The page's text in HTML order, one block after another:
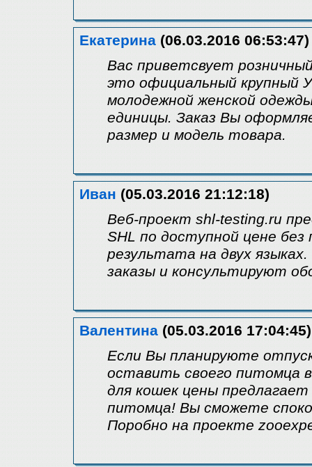
Екатерина (06.03.2016 06:53:47)
Вас приветсвует
это официальный крупный
молодежной женской
единицы. Заказ Вы
размер и модель товара.
Иван (05.03.2016 21:12:18)
Веб-проект shl-testing.ru
SHL по доступной цене
результата на двух
заказы и консультируют
Валентина (05.03.2016 17:04:45)
Если Вы планируюте
оставить своего питомца
для кошек цены
питомца! Вы сможете
Поробно на проекте